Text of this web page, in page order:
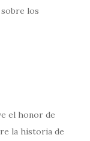
los
el honor de
la historia de